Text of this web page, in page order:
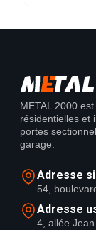
METAL 2000
résidentielles et
portes
garage.
Adresse
54,
Adresse
4, allée